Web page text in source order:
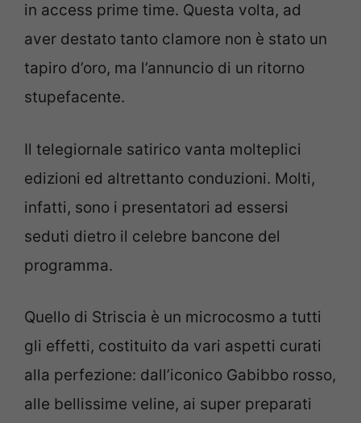
in access prime time. Questa volta, ad
aver destato tanto clamore non è stato un
tapiro d’oro, ma l’annuncio di un ritorno
stupefacente.
Il telegiornale satirico vanta molteplici
edizioni ed altrettanto conduzioni. Molti,
infatti, sono i presentatori ad essersi
seduti dietro il celebre bancone del
programma.
Quello di Striscia è un microcosmo a tutti
gli effetti, costituito da vari aspetti curati
alla perfezione: dall’iconico Gabibbo rosso,
alle bellissime veline, ai super preparati